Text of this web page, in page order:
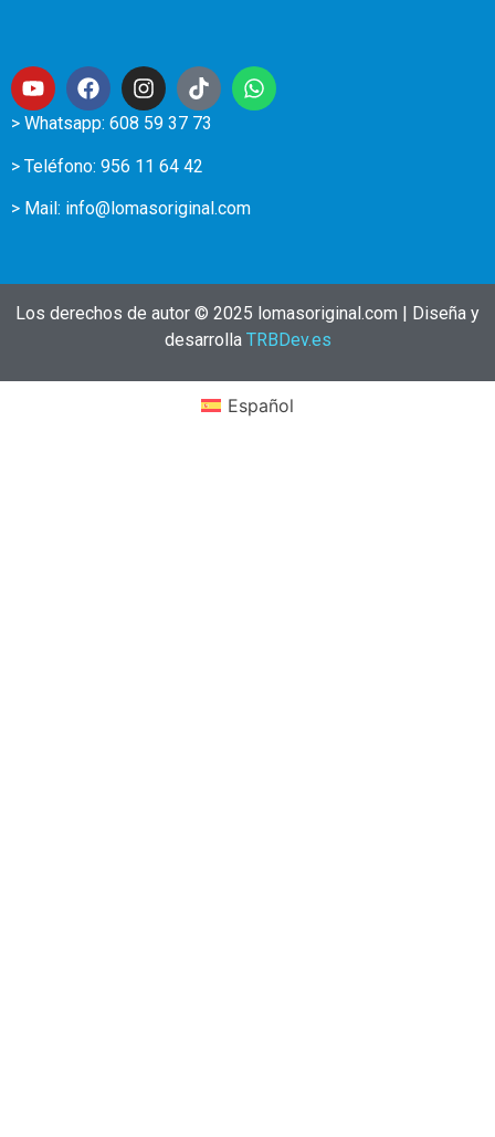
> Whatsapp: 608 59 37 73
> Teléfono: 956 11 64 42
> Mail: info@lomasoriginal.com
Los derechos de autor © 2025 lomasoriginal.com | Diseña y
desarrolla TRBDev.es
Español